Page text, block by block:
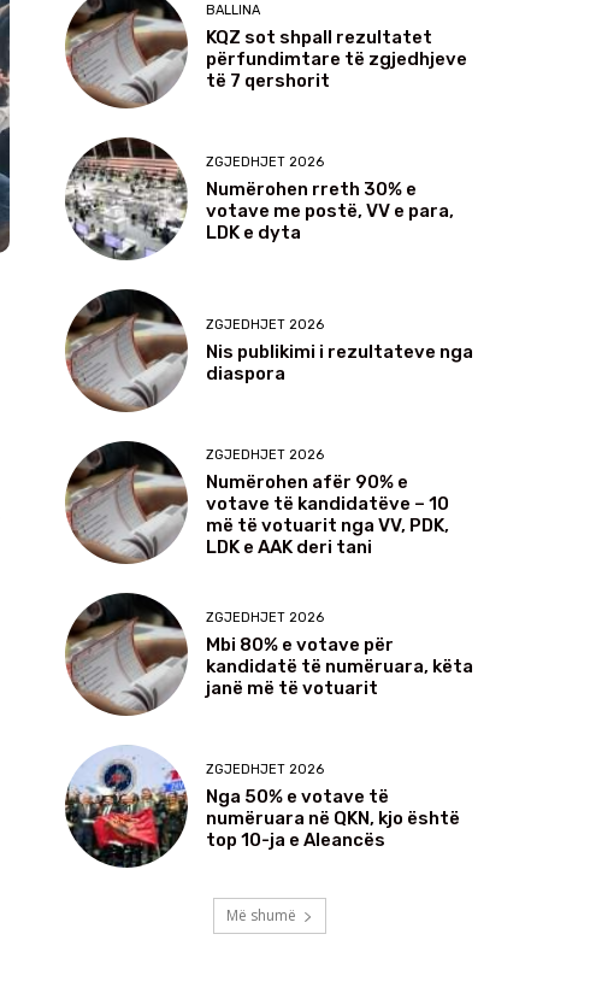
BALLINA
KQZ sot shpall rezultatet
përfundimtare të zgjedhjeve
të 7 qershorit
ZGJEDHJET 2026
Numërohen rreth 30% e
votave me postë, VV e para,
LDK e dyta
ZGJEDHJET 2026
Nis publikimi i rezultateve nga
diaspora
ZGJEDHJET 2026
Numërohen afër 90% e
votave të kandidatëve – 10
më të votuarit nga VV, PDK,
LDK e AAK deri tani
ZGJEDHJET 2026
Mbi 80% e votave për
kandidatë të numëruara, këta
janë më të votuarit
ZGJEDHJET 2026
Nga 50% e votave të
numëruara në QKN, kjo është
top 10-ja e Aleancës
Më shumë